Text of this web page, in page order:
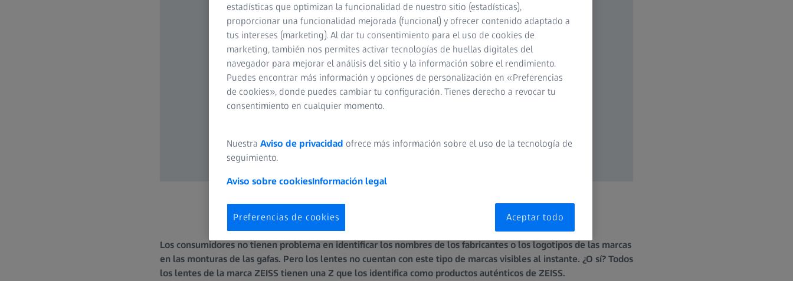
Los consumidores no tienen problema en identificar los nombres de los fabricantes o los logotipos de las marcas
en las monturas de las gafas. Pero los lentes no cuentan con este tipo de marcas visibles al instante. ¿O sí? Todos
los lentes de la marca ZEISS tienen una Z que los identifica como productos auténticos de ZEISS.
estadísticas que optimizan la funcionalidad de nuestro sitio (estadísticas),
proporcionar una funcionalidad mejorada (funcional) y ofrecer contenido adaptado a
tus intereses (marketing). Al dar tu consentimiento para el uso de cookies de
marketing, también nos permites activar tecnologías de huellas digitales del
navegador para mejorar el análisis del sitio y la información sobre el rendimiento.
Puedes encontrar más información y opciones de personalización en «Preferencias
de cookies», donde puedes cambiar tu configuración. Tienes derecho a revocar tu
consentimiento en cualquier momento.
Nuestra Aviso de privacidad ofrece más información sobre el uso de la tecnología de
seguimiento.
Aviso sobre cookiesInformación legal
Preferencias de cookies Aceptar todo